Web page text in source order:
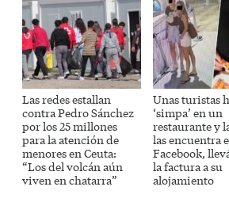
Las redes estallan
contra Pedro Sánchez
por los 25 millones
para la atención de
menores en Ceuta:
“Los del volcán aún
viven en chatarra”
Unas turistas
‘simpa’ en un
restaurante y
las encuentra
Facebook,
la factura a su
alojamiento